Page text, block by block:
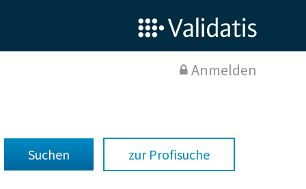
Anmelden
zur Profisuche